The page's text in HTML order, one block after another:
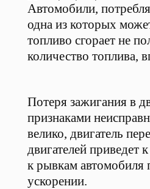
Автомобили,
одна из которых
топливо сгорает не
количество топлива,
Потеря зажигания в
признаками
велико, двигатель
двигателей приведет
к рывкам автомобиля
ускорении.